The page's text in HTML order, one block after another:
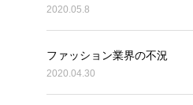
2020.05.8
ファッション業界の不況
2020.04.30